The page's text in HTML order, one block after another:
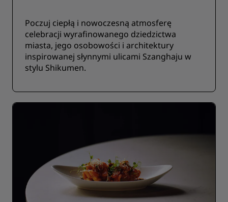
Poczuj ciepłą i nowoczesną atmosferę
celebracji wyrafinowanego dziedzictwa
miasta, jego osobowości i architektury
inspirowanej słynnymi ulicami Szanghaju w
stylu Shikumen.